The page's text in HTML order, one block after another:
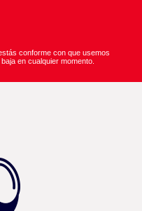
conforme con que usemos
en cualquier momento.